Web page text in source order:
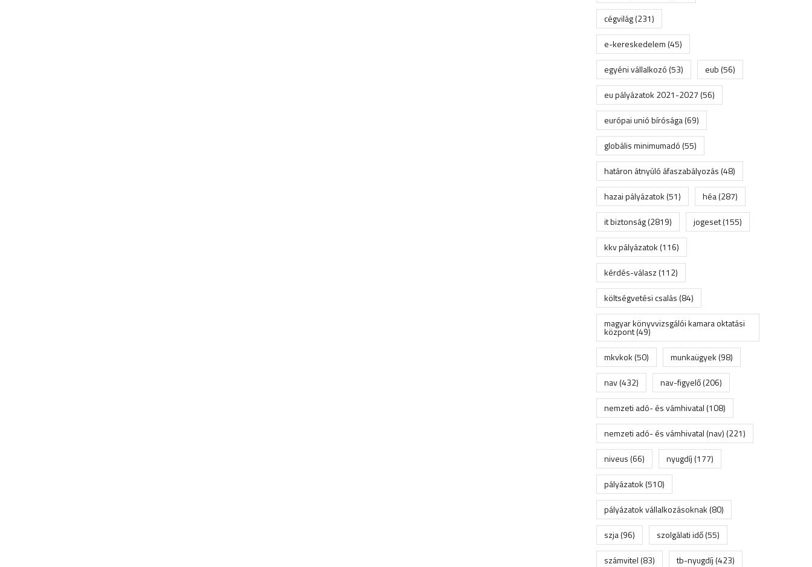
cégvilág(231)
e-kereskedelem(45)
egyéni vállalkozó(53) eub(56)
eu pályázatok 2021-2027(56)
európai unió bírósága(69)
globális minimumadó(55)
határon átnyúló áfaszabályozás(48)
hazai pályázatok(51) héa(287)
it biztonság(2819) jogeset(155)
kkv pályázatok(116)
kérdés-válasz(112)
költségvetési csalás(84)
magyar könyvvizsgálói kamara oktatási
központ(49)
mkvkok(50) munkaügyek(98)
nav(432) nav-figyelő(206)
nemzeti adó- és vámhivatal(108)
nemzeti adó- és vámhivatal (nav)(221)
niveus(66) nyugdíj(177)
pályázatok(510)
pályázatok vállalkozásoknak(80)
szja(96) szolgálati idő(55)
számvitel(83) tb-nyugdíj(423)